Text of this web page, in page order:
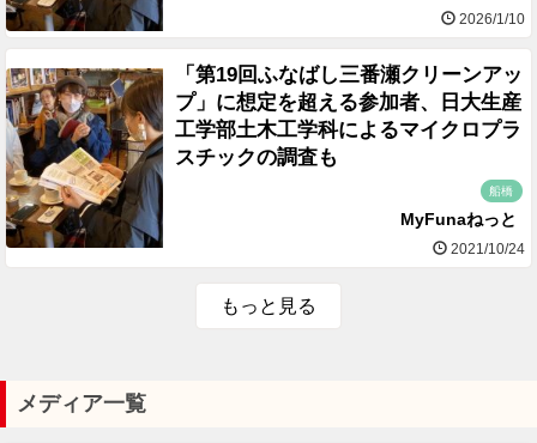
2026/1/10
「第19回ふなばし三番瀬クリーンアッ
プ」に想定を超える参加者、日大生産
工学部土木工学科によるマイクロプラ
スチックの調査も
船橋
MyFunaねっと
2021/10/24
もっと見る
メディア一覧